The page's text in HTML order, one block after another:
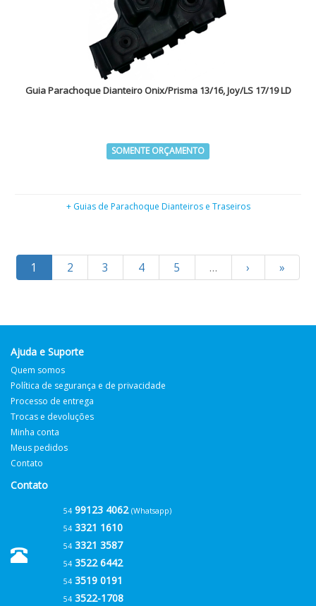
Guia Parachoque Dianteiro Onix/Prisma 13/16, Joy/LS 17/19 LD
SOMENTE ORÇAMENTO
+ Guias de Parachoque Dianteiros e Traseiros
1 2 3 4 5 … › »
Ajuda e Suporte
Quem somos
Política de segurança e de privacidade
Processo de entrega
Trocas e devoluções
Minha conta
Meus pedidos
Contato
Contato
5499123 4062 (Whatsapp)
543321 1610
543321 3587
543522 6442
543519 0191
543522-1708